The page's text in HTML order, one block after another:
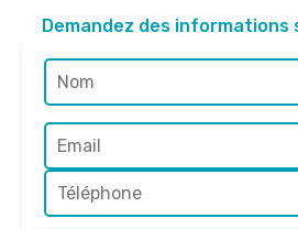
Demandez des informations